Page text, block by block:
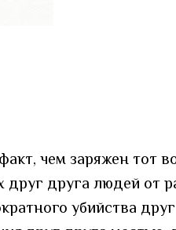
чем заряжен тот
друг друга людей от
убийства